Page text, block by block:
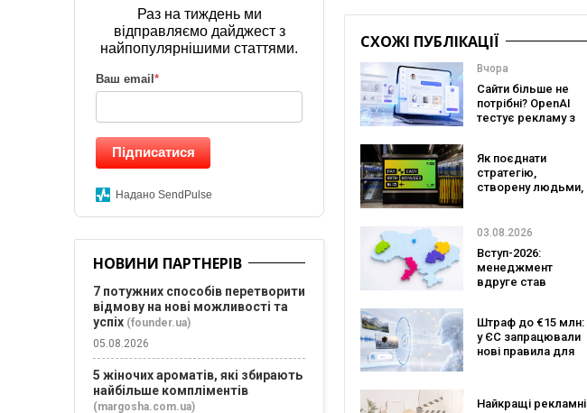
СХОЖІ ПУБЛІКАЦІЇ
Вчора
Сайти більше не
потрібні? OpenAI
тестує рекламу з
бренду
Як поєднати
стратегію,
створену людьми,
SHOTS
03.08.2026
Вступ-2026:
менеджмент
вдруге став
кількість заяв —
рекордна за 5
років
Штраф до €15 млн:
у ЄС запрацювали
нові правила для
Найкращі рекламні
Раз на тиждень ми
відправляємо дайджест з
найпопулярнішими статтями.
Ваш email *
Підписатися
Надано SendPulse
НОВИНИ ПАРТНЕРІВ
7 потужних способів перетворити
відмову на нові можливості та
успіх (founder.ua)
05.08.2026
5 жіночих ароматів, які збирають
найбільше компліментів
(margosha.com.ua)